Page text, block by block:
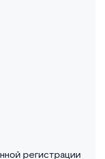
регистрации